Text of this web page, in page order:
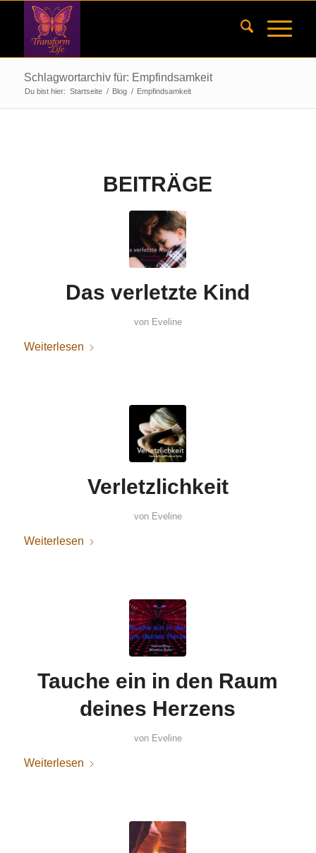
Schlagwortarchiv für: Empfindsamkeit
Du bist hier: Startseite / Blog / Empfindsamkeit
BEITRÄGE
Das verletzte Kind
von Eveline
Weiterlesen
Verletzlichkeit
von Eveline
Weiterlesen
Tauche ein in den Raum
deines Herzens
von Eveline
Weiterlesen